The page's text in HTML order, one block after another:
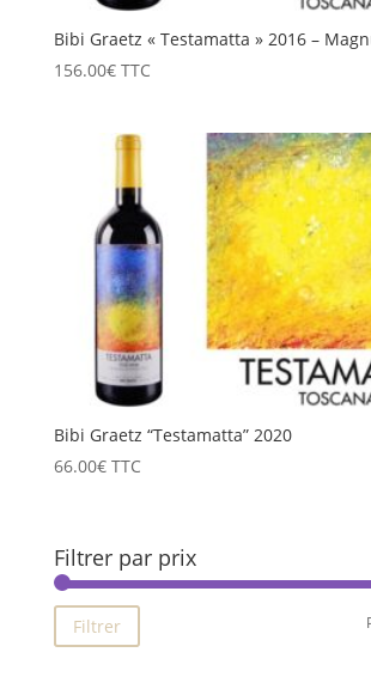
Bibi Graetz « Testamatta » 2016 –
156.00€ TTC
Bibi Graetz “Testamatta” 2020
66.00€ TTC
Filtrer par prix
Filtrer